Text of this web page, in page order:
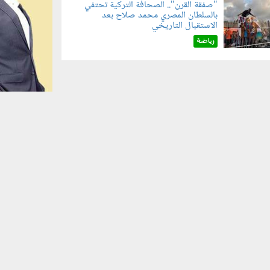
"صفقة القرن".. الصحافة التركية تحتفي
بالسلطان المصري محمد صلاح بعد
الاستقبال التاريخي
رياضة